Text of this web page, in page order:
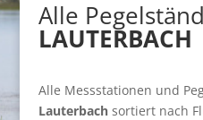
Alle
LAUTERBACH
Alle Messstationen und
Lauterbachsortiert nach